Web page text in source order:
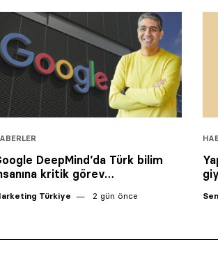
DeepMind’da Türk bilim
kritik görev…
Türkiye 2 gün önce